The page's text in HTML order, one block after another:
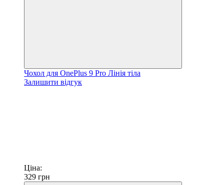
Чохол для OnePlus 9 Pro Лінія тіла
Залишити відгук
Ціна:
329 грн